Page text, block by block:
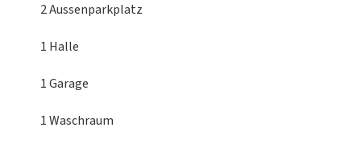
2 Aussenparkplatz
1 Halle
1 Garage
1 Waschraum